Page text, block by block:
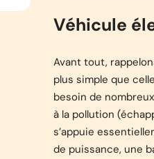
Véhicule
Avant tout,
plus simple que
besoin de
à la pollution
s’appuie
de puissance, une